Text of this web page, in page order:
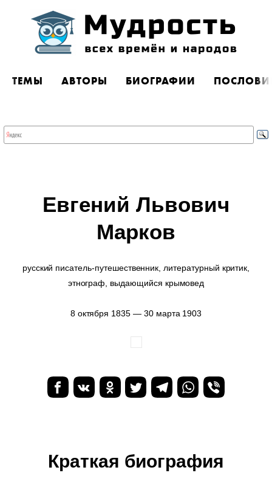
ТЕМЫ АВТОРЫ БИОГРАФИИ
Евгений Львович
Марков
русский писатель-путешественник, литературный критик,
этнограф, выдающийся крымовед
8 октября 1835 — 30 марта 1903
Краткая биография